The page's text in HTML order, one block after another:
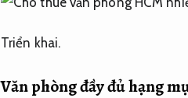
Triển khai.
Văn phòng đầy đủ hạng